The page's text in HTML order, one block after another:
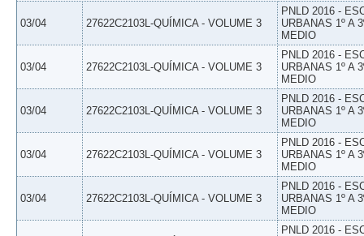
03/04 27622C2103L-QUÍMICA - VOLUME 3
PNLD 2016 -
URBANAS 1º A
MEDIO
03/04 27622C2103L-QUÍMICA - VOLUME 3
PNLD 2016 -
URBANAS 1º A
MEDIO
03/04 27622C2103L-QUÍMICA - VOLUME 3
PNLD 2016 -
URBANAS 1º A
MEDIO
03/04 27622C2103L-QUÍMICA - VOLUME 3
PNLD 2016 -
URBANAS 1º A
MEDIO
03/04 27622C2103L-QUÍMICA - VOLUME 3
PNLD 2016 -
URBANAS 1º A
MEDIO
PNLD 2016 -